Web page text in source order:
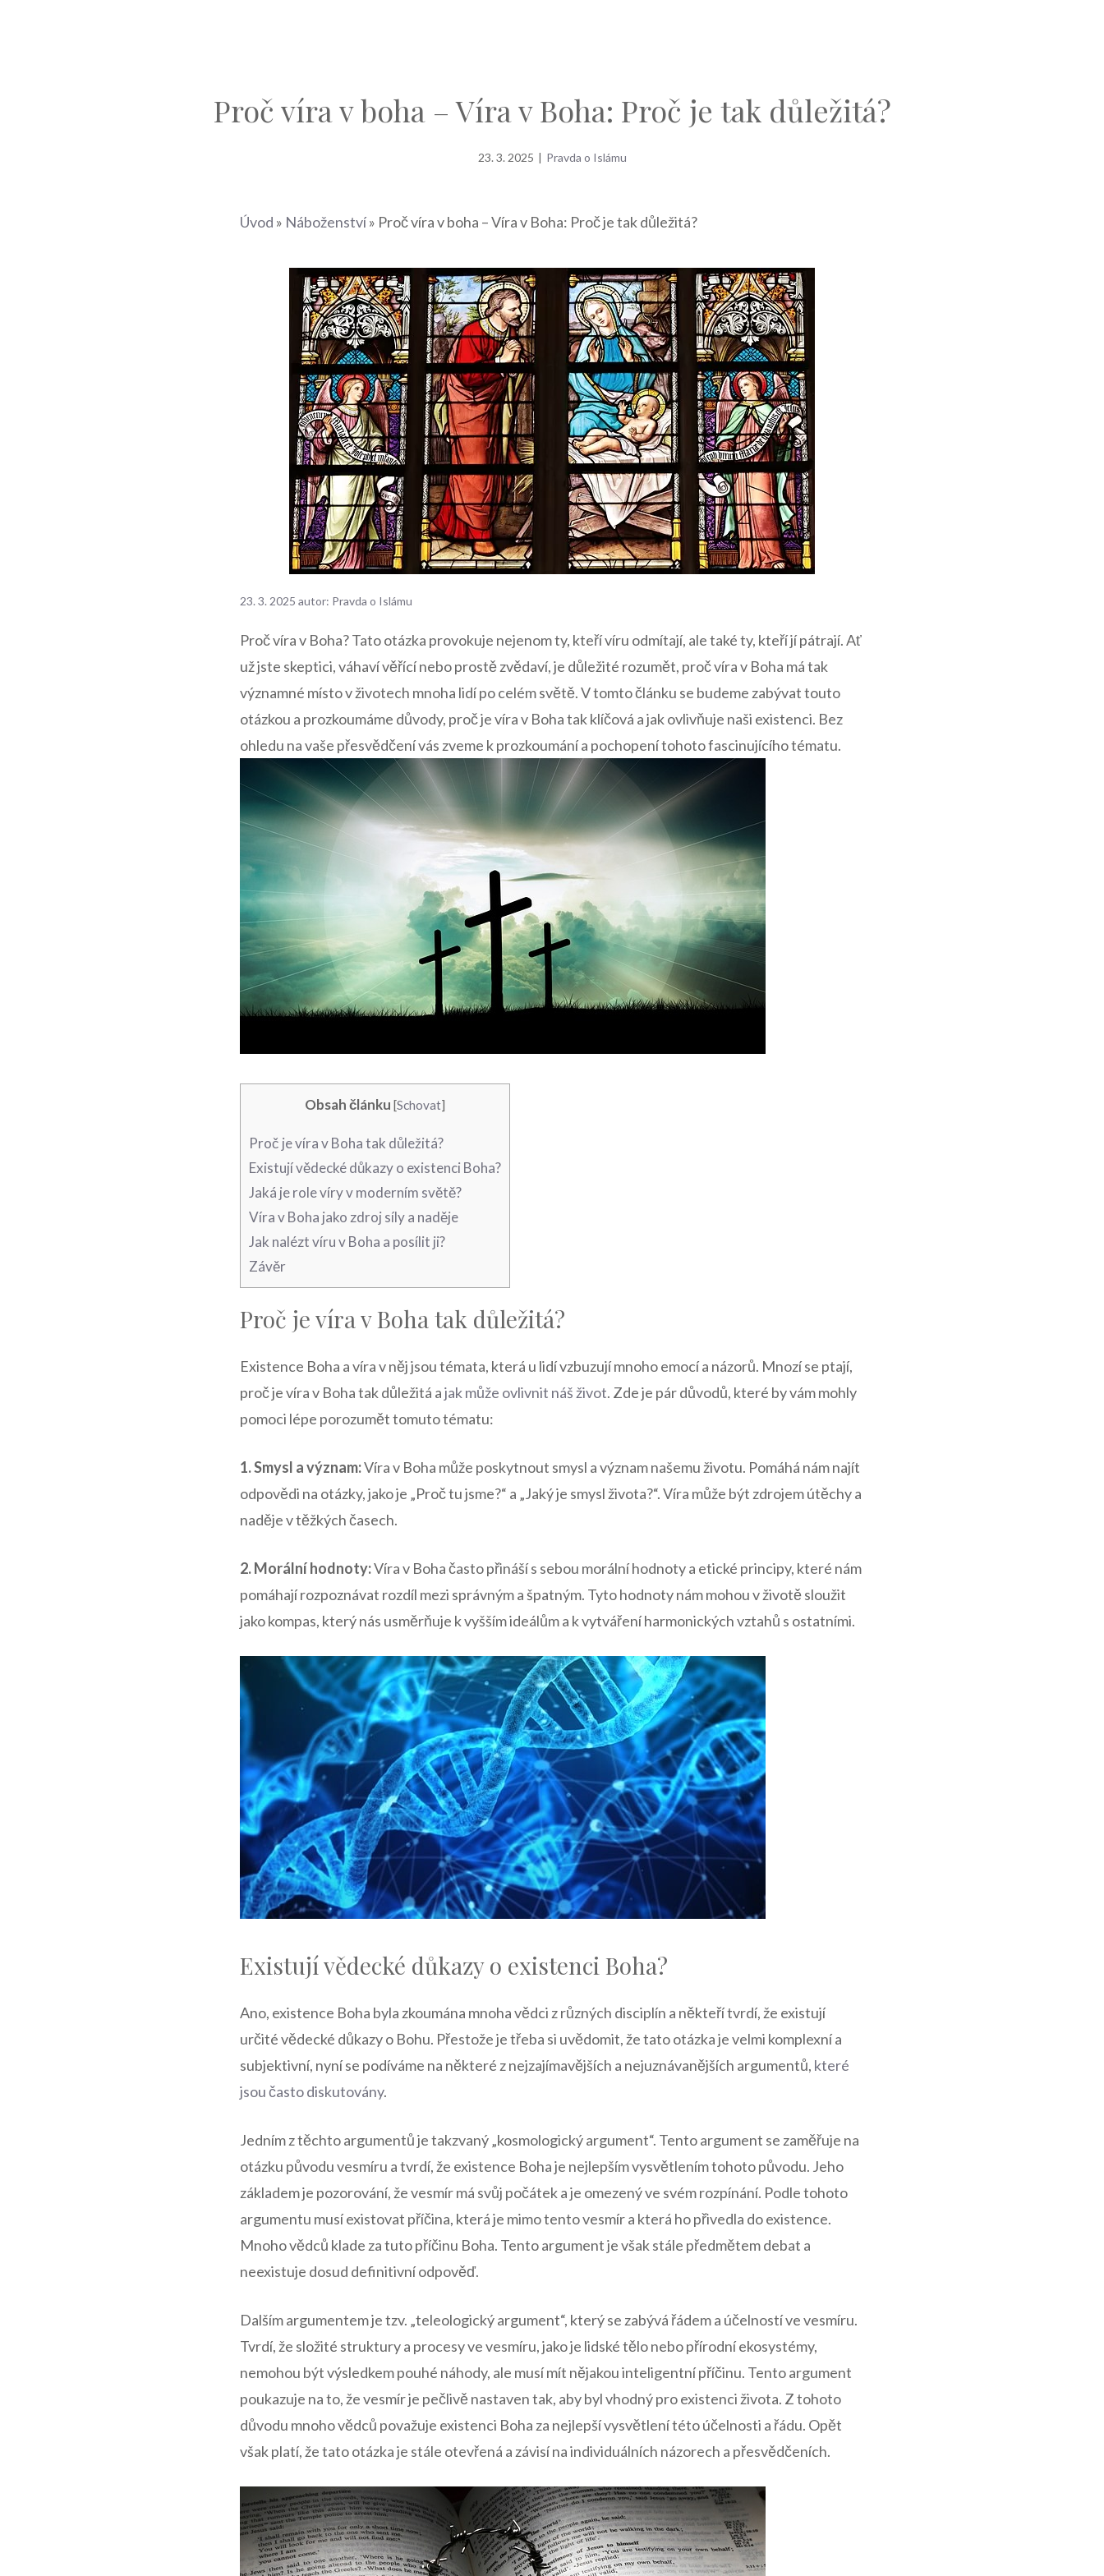
Proč víra v boha – Víra v Boha: Proč je tak důležitá?
23. 3. 2025 | Pravda o Islámu
Úvod » Náboženství» Proč víra v boha – Víra v Boha: Proč je tak důležitá?
23. 3. 2025 autor: Pravda o Islámu
Proč víra v Boha? Tato otázka provokuje nejenom ty, kteří víru odmítají, ale také ty, kteří jí pátrají. Ať
už jste skeptici, váhaví věřící nebo prostě zvědaví, je důležité rozumět, proč víra v Boha má tak
významné místo v životech mnoha lidí po celém světě. V tomto článku se budeme zabývat touto
otázkou a prozkoumáme důvody, proč je víra v Boha tak klíčová a jak ovlivňuje naši existenci. Bez
ohledu na vaše přesvědčení vás zveme k prozkoumání a pochopení tohoto fascinujícího tématu.
Obsah článku [Schovat]
Proč je víra v Boha tak důležitá?
Existují vědecké důkazy o existenci Boha?
Jaká je role víry v moderním světě?
Víra v Boha jako zdroj síly a naděje
Jak nalézt víru v Boha a posílit ji?
Závěr
Proč je víra v Boha tak důležitá?
Existence Boha a víra v něj jsou témata, která u lidí vzbuzují mnoho emocí a názorů. Mnozí se ptají,
proč je víra v Boha tak důležitá ajak může ovlivnit náš život. Zde je pár důvodů, které by vám mohly
pomoci lépe porozumět tomuto tématu:
1. Smysl a význam:Víra v Boha může poskytnout smysl a význam našemu životu. Pomáhá nám najít
odpovědi na otázky, jako je „Proč tu jsme?“ a „Jaký je smysl života?“. Víra může být zdrojem útěchy a
naděje v těžkých časech.
2. Morální hodnoty:Víra v Boha často přináší s sebou morální hodnoty a etické principy, které nám
pomáhají rozpoznávat rozdíl mezi správným a špatným. Tyto hodnoty nám mohou v životě sloužit
jako kompas, který nás usměrňuje k vyšším ideálům a k vytváření harmonických vztahů s ostatními.
Existují vědecké důkazy o existenci Boha?
Ano, existence Boha byla zkoumána mnoha vědci z různých disciplín a někteří tvrdí, že existují
určité vědecké důkazy o Bohu. Přestože je třeba si uvědomit, že tato otázka je velmi komplexní a
subjektivní, nyní se podíváme na některé z nejzajímavějších a nejuznávanějších argumentů, které
jsou často diskutovány.
Jedním z těchto argumentů je takzvaný „kosmologický argument“. Tento argument se zaměřuje na
otázku původu vesmíru a tvrdí, že existence Boha je nejlepším vysvětlením tohoto původu. Jeho
základem je pozorování, že vesmír má svůj počátek a je omezený ve svém rozpínání. Podle tohoto
argumentu musí existovat příčina, která je mimo tento vesmír a která ho přivedla do existence.
Mnoho vědců klade za tuto příčinu Boha. Tento argument je však stále předmětem debat a
neexistuje dosud definitivní odpověď.
Dalším argumentem je tzv. „teleologický argument“, který se zabývá řádem a účelností ve vesmíru.
Tvrdí, že složité struktury a procesy ve vesmíru, jako je lidské tělo nebo přírodní ekosystémy,
nemohou být výsledkem pouhé náhody, ale musí mít nějakou inteligentní příčinu. Tento argument
poukazuje na to, že vesmír je pečlivě nastaven tak, aby byl vhodný pro existenci života. Z tohoto
důvodu mnoho vědců považuje existenci Boha za nejlepší vysvětlení této účelnosti a řádu. Opět
však platí, že tato otázka je stále otevřená a závisí na individuálních názorech a přesvědčeních.